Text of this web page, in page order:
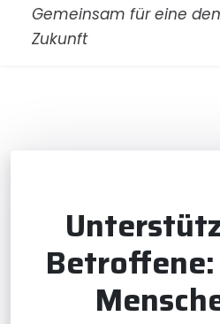
Gemeinsam für eine
Zukunft